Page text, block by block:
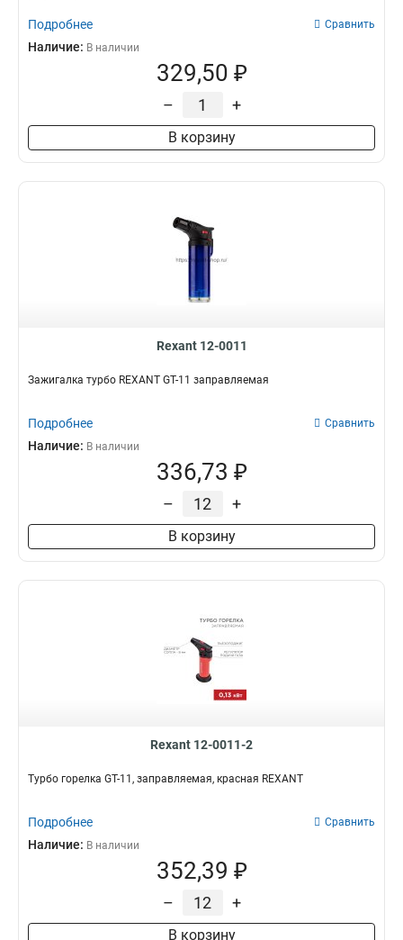
Подробнее Сравнить
Наличие: В наличии
329,50 ₽
– +
В корзину
Rexant 12-0011
Зажигалка турбо REXANT GT-11 заправляемая
Подробнее Сравнить
Наличие: В наличии
336,73 ₽
– +
В корзину
Rexant 12-0011-2
Турбо горелка GT-11, заправляемая, красная REXANT
Подробнее Сравнить
Наличие: В наличии
352,39 ₽
– +
В корзину